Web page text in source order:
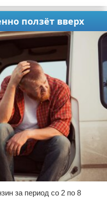
ползёт вверх
за период со 2 по 8